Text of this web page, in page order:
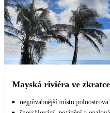
Mayská riviéra ve
nejpůvabnější místo poloostrova